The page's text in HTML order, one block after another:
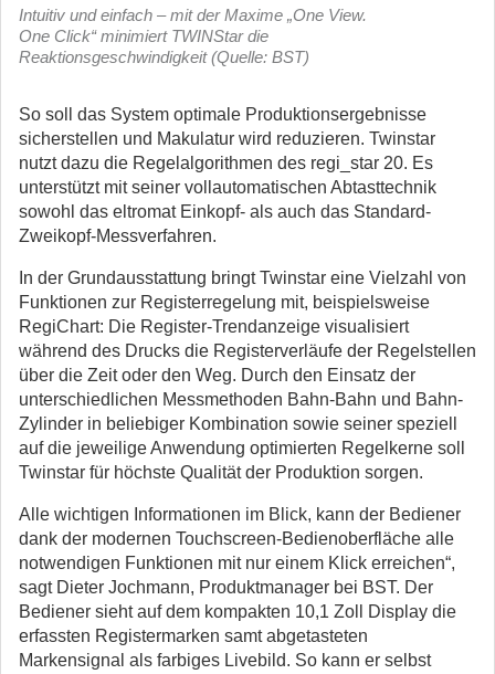
Intuitiv und einfach – mit der Maxime „One View.
One Click“ minimiert TWINStar die
Reaktionsgeschwindigkeit (Quelle: BST)
So soll das System optimale Produktionsergebnisse
sicherstellen und Makulatur wird reduzieren. Twinstar
nutzt dazu die Regelalgorithmen des regi_star 20. Es
unterstützt mit seiner vollautomatischen Abtasttechnik
sowohl das eltromat Einkopf- als auch das Standard-
Zweikopf-Messverfahren.
In der Grundausstattung bringt Twinstar eine Vielzahl von
Funktionen zur Registerregelung mit, beispielsweise
RegiChart: Die Register-Trendanzeige visualisiert
während des Drucks die Registerverläufe der Regelstellen
über die Zeit oder den Weg. Durch den Einsatz der
unterschiedlichen Messmethoden Bahn-Bahn und Bahn-
Zylinder in beliebiger Kombination sowie seiner speziell
auf die jeweilige Anwendung optimierten Regelkerne soll
Twinstar für höchste Qualität der Produktion sorgen.
Alle wichtigen Informationen im Blick, kann der Bediener
dank der modernen Touchscreen-Bedienoberfläche alle
notwendigen Funktionen mit nur einem Klick erreichen“,
sagt Dieter Jochmann, Produktmanager bei BST. Der
Bediener sieht auf dem kompakten 10,1 Zoll Display die
erfassten Registermarken samt abgetasteten
Markensignal als farbiges Livebild. So kann er selbst